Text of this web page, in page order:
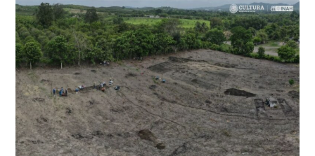
de
Nasca:
descubren
con
inteligencia
artificial
más
de
300
nuevas
figuras